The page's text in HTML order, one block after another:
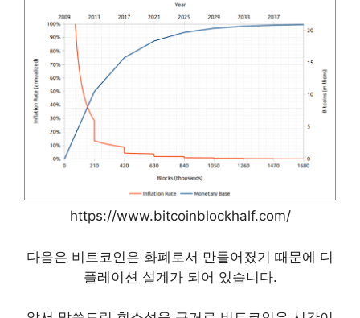
https://www.bitcoinblockhalf.com/
다음은 비트코인은 화폐로서 만들어졌기 때문에 디
플레이션 설계가 되어 있습니다.